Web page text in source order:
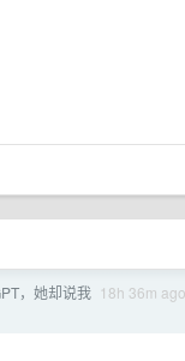
18h 36m ago
，她却说我